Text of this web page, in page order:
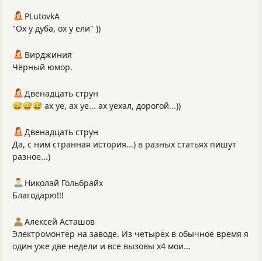
PLutоvkА
"Ох у дуба, ох у ели" ))
Вирджиния
Чёрный юмор.
Двенадцать струн
😅😅😅 ах уе, ах уе... ах уехал, дорогой...))
Двенадцать струн
Да, с ним странная история...) в разных статьях пишут
разное...)
Николай Гольбрайх
Благодарю!!!
Алексей Асташов
Электромонтёр на заводе. Из четырёх в обычное время я
один уже две недели и все вызовы х4 мои...